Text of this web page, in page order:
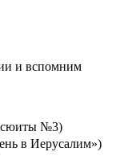
и вспомним
сюиты №3)
в Иерусалим»)